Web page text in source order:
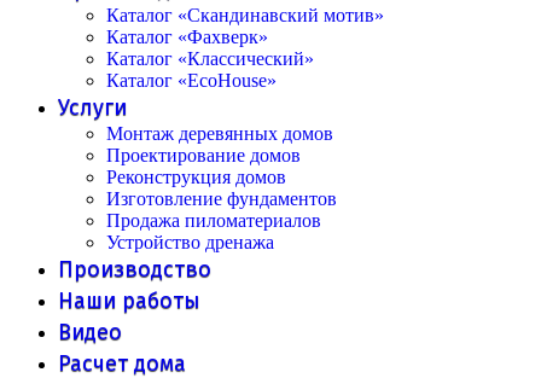
Каталог «Скандинавский мотив»
Каталог «Фахверк»
Каталог «Классический»
Каталог «EcoHouse»
Услуги
Монтаж деревянных домов
Проектирование домов
Реконструкция домов
Изготовление фундаментов
Продажа пиломатериалов
Устройство дренажа
Производство
Наши работы
Видео
Расчет дома